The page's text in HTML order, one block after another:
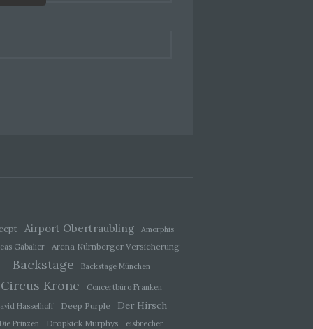
Airport Obertraubling
Amorphis
Gabalier
Arena Nürnberger Versicherung
Backstage Backstage München
Circus Krone
Concertbüro Franken
Hasselhoff
Deep Purple Der Hirsch
Die Prinzen Dropkick Murphys eisbrecher